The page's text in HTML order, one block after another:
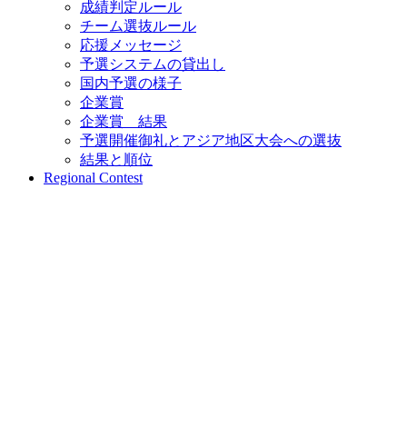
成績判定ルール
チーム選抜ルール
応援メッセージ
予選システムの貸出し
国内予選の様子
企業賞
企業賞 結果
予選開催御礼とアジア地区大会への選抜
結果と順位
Regional Contest